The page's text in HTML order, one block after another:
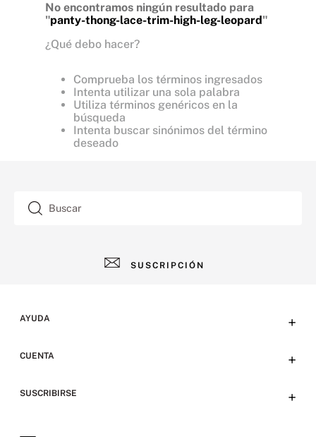
No encontramos ningún resultado para
"panty-thong-lace-trim-high-leg-leopard"
¿Qué debo hacer?
Comprueba los términos ingresados
Intenta utilizar una sola palabra
Utiliza términos genéricos en la
búsqueda
Intenta buscar sinónimos del término
deseado
Buscar
SUSCRIPCIÓN
AYUDA +
Preguntas frecuentes
CUENTA +
SUSCRIBIRSE +